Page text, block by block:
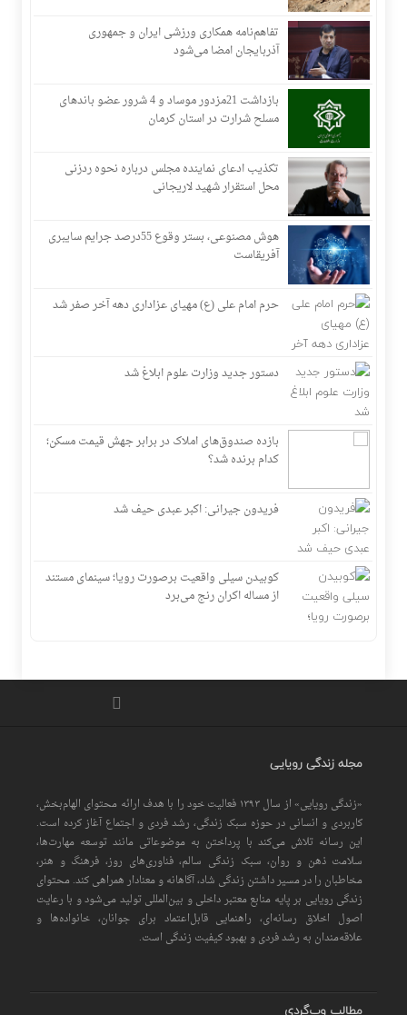
تفاهم‌نامه همکاری ورزشی ایران و جمهوری
آذربایجان امضا می‌شود
بازداشت 21مزدور موساد و 4 شرور عضو باندهای
مسلح شرارت در استان کرمان
تکذیب ادعای نماینده مجلس درباره نحوه ردزنی
محل استقرار شهید لاریجانی
هوش مصنوعی، بستر وقوع 55درصد جرایم سایبری
آفریقاست
حرم امام علی (ع) مهیای عزاداری دهه آخر صفر شد
دستور جدید وزارت علوم ابلاغ شد
بازده صندوق‌های املاک در برابر جهش قیمت مسکن؛
کدام برنده شد؟
فریدون جیرانی: اکبر عبدی حیف شد
کوبیدن سیلی واقعیت برصورت رویا؛ سینمای مستند
از مساله اکران رنج می‌برد
مجله زندگی رویایی
«زندگی رویایی» از سال ۱۳۹۳ فعالیت خود را با هدف ارائه محتوای الهام‌بخش،
کاربردی و انسانی در حوزه سبک زندگی، رشد فردی و اجتماع آغاز کرده است.
این رسانه تلاش می‌کند با پرداختن به موضوعاتی مانند توسعه مهارت‌ها،
سلامت ذهن و روان، سبک زندگی سالم، فناوری‌های روز، فرهنگ و هنر،
مخاطبان را در مسیر داشتن زندگی شاد، آگاهانه و معنادار همراهی کند. محتوای
زندگی رویایی بر پایه منابع معتبر داخلی و بین‌المللی تولید می‌شود و با رعایت
اصول اخلاق رسانه‌ای، راهنمایی قابل‌اعتماد برای جوانان، خانواده‌ها و
علاقه‌مندان به رشد فردی و بهبود کیفیت زندگی است.
مطالب وب‌گردی